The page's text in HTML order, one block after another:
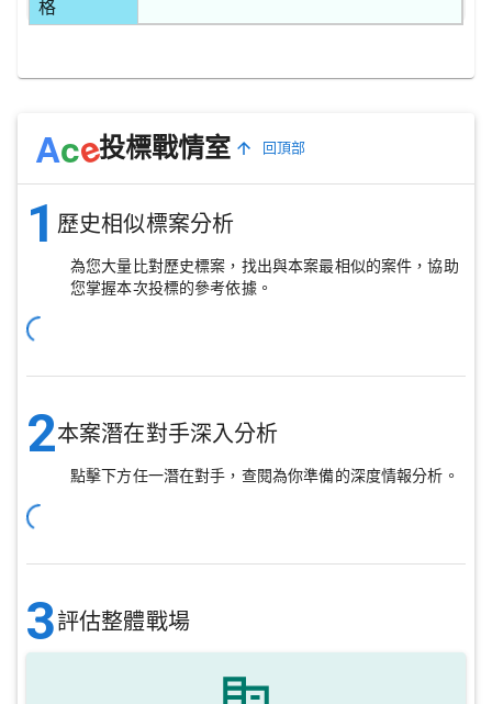
格
Ace投標戰情室 回頂部
1 歷史相似標案分析
為您大量比對歷史標案，找出與本案最相似的案件，協助
您掌握本次投標的參考依據。
2本案潛在對手深入分析
點擊下方任一潛在對手，查閱為你準備的深度情報分析。
3評估整體戰場